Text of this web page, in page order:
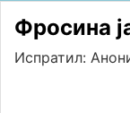
Фросина
Испратил: